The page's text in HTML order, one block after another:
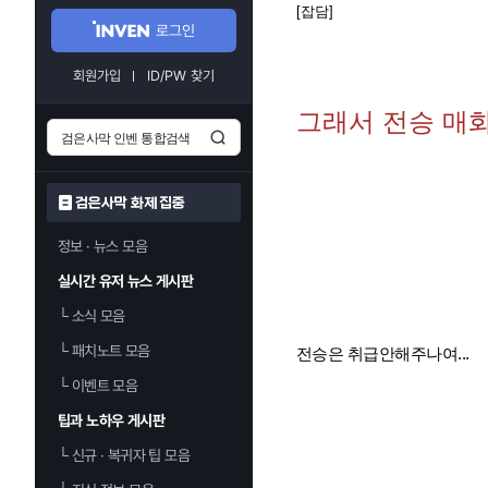
로그인
회원가입 ID/PW 찾기
검은사막 화제 집중
정보 · 뉴스 모음
실시간 유저 뉴스 게시판
└소식 모음
└패치노트 모음
└이벤트 모음
팁과 노하우 게시판
└신규 · 복귀자 팁 모음
[잡담]
그래서 전승 매
전승은 취급안해주나여...